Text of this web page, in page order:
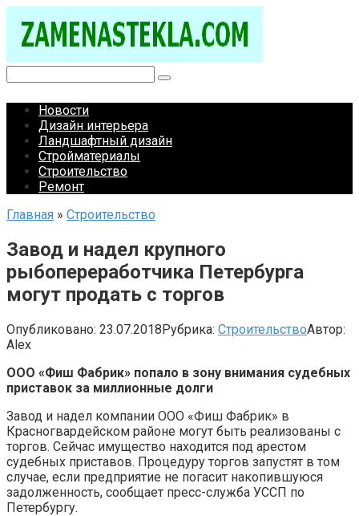
контенту
Новости
Дизайн интерьера
Ландшафтный дизайн
Стройматериалы
Строительство
Ремонт
Главная » Строительство
Завод и надел крупного
рыбопереработчика Петербурга
могут продать с торгов
Опубликовано: 23.07.2018Рубрика: СтроительствоАвтор:
Alex
ООО «Фиш Фабрик» попало в зону внимания судебных
приставок за миллионные долги
Завод и надел компании ООО «Фиш Фабрик» в
Красногвардейском районе могут быть реализованы с
торгов. Сейчас имущество находится под арестом
судебных приставов. Процедуру торгов запустят в том
случае, если предприятие не погасит накопившуюся
задолженность, сообщает пресс-служба УССП по
Петербургу.